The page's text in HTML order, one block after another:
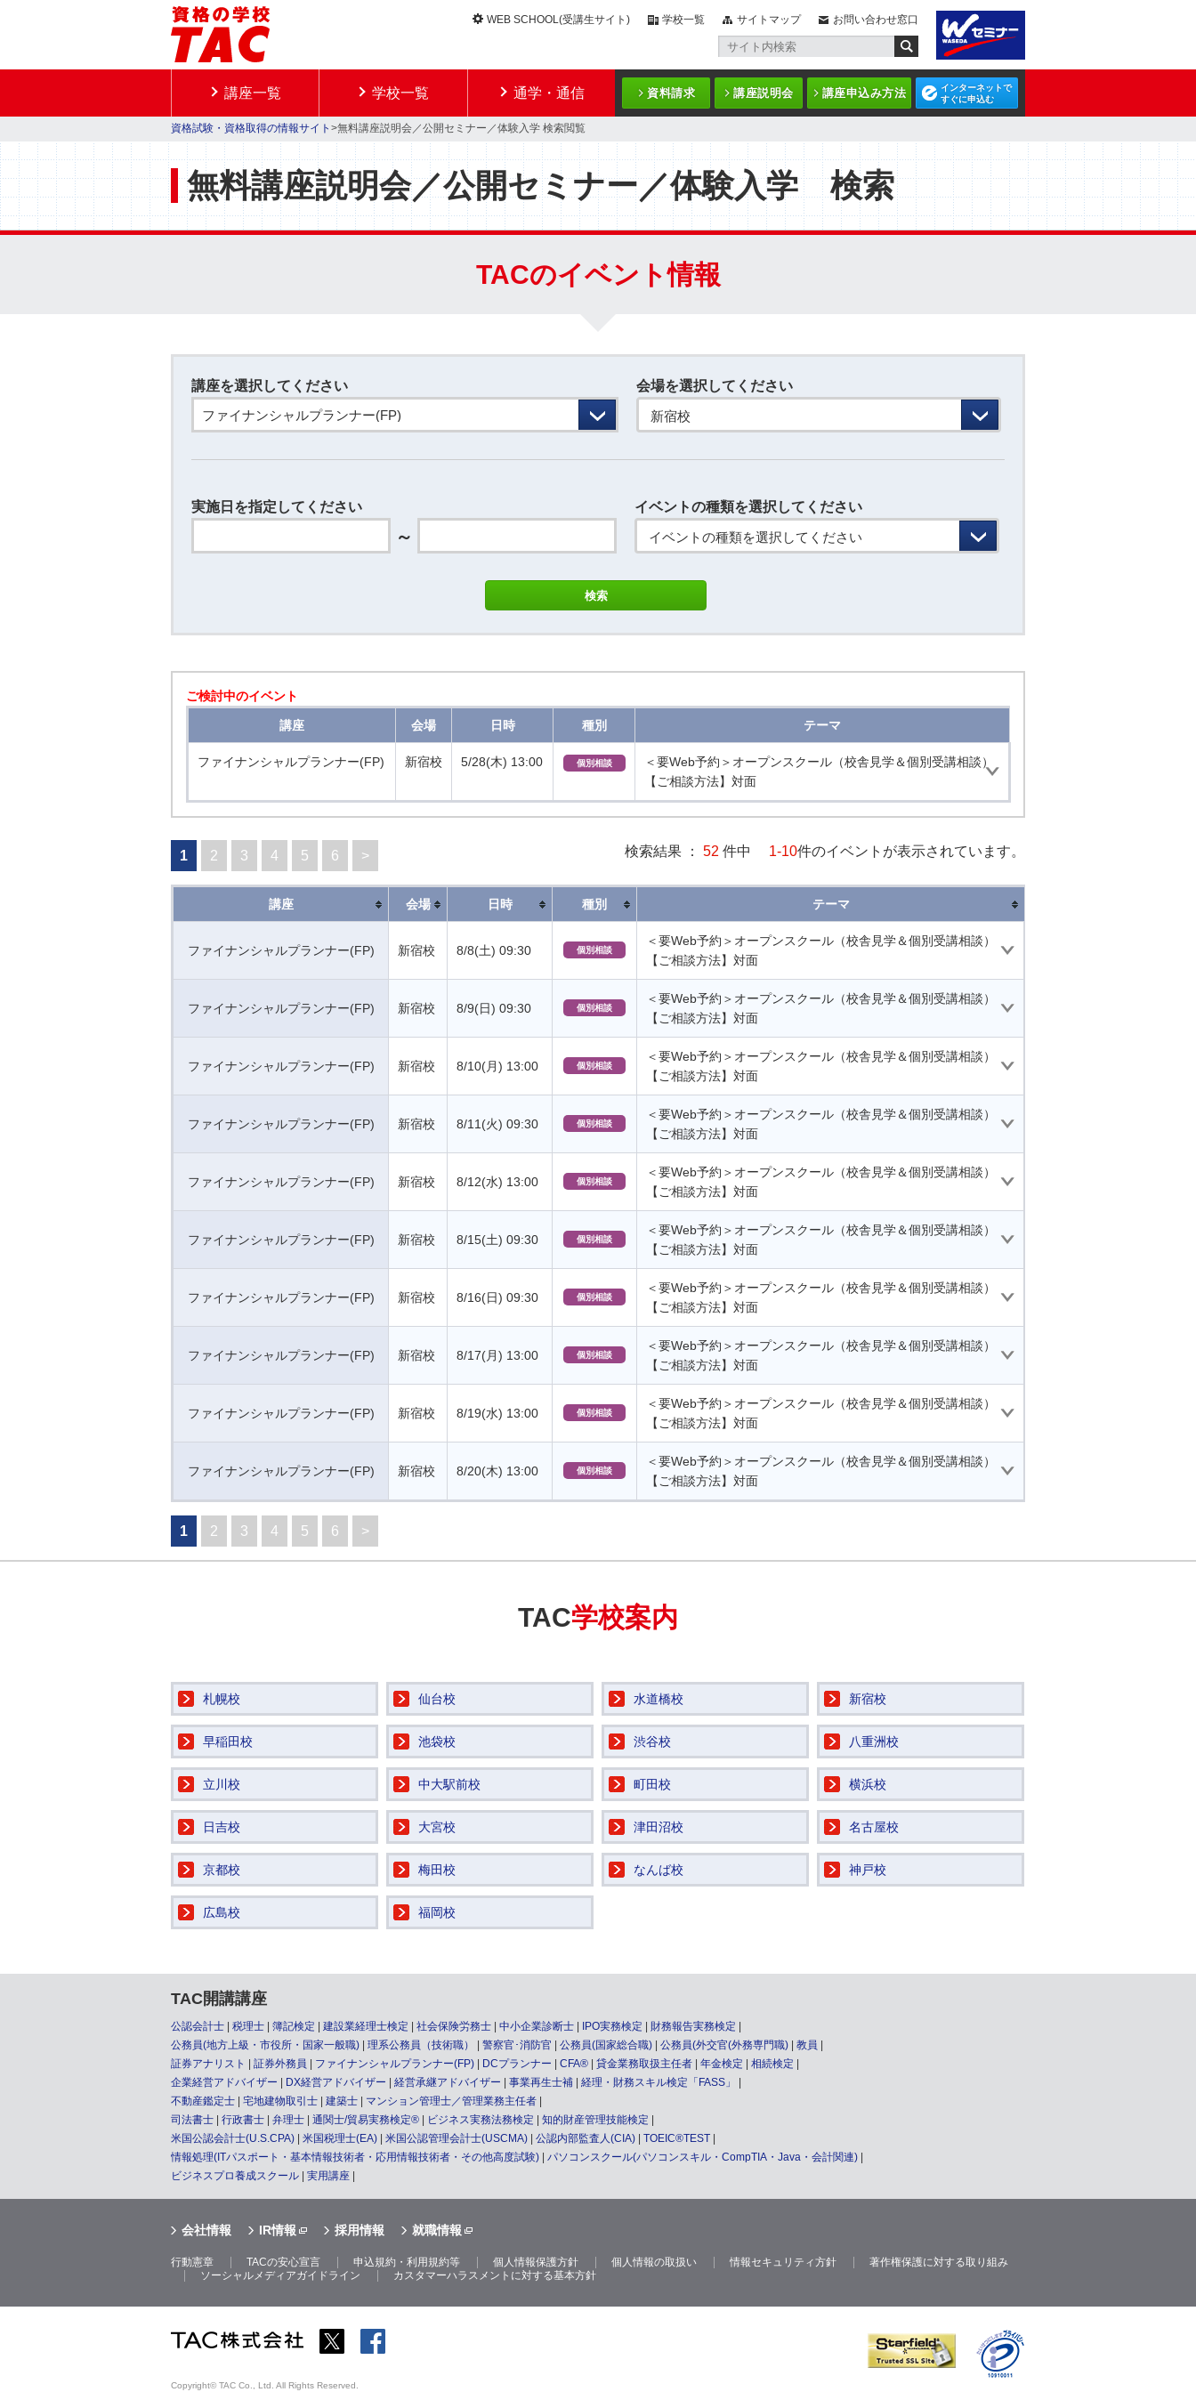
WEB SCHOOL(受講生サイト) 学校一覧 サイトマップ お問い合わせ窓口
講座一覧 学校一覧 通学・通信 資料請求 講座説明会 講座申込み方法
インターネットで
すぐに申込む
資格試験・資格取得の情報サイト >無料講座説明会／公開セミナー／体験入学 検索閲覧
無料講座説明会／公開セミナー／体験入学 検索
TACのイベント情報
講座を選択してください
会場を選択してください
新宿校
実施日を指定してください
～
イベントの種類を選択してください
イベントの種類を選択してください
ご検討中のイベント
講座 会場 日時 種別 テーマ
ファイナンシャルプランナー(FP) 新宿校 5/28(木) 13:00 個別相談
＜要Web予約＞オープンスクール（校舎見学＆個別受講相談）
【ご相談方法】対面
1 2 3 4 5 6 > 検索結果 ： 52 件中 1-10件のイベントが表示されています。
講座 会場 日時 種別 テーマ
ファイナンシャルプランナー(FP) 新宿校 8/8(土) 09:30 個別相談
＜要Web予約＞オープンスクール（校舎見学＆個別受講相談）
【ご相談方法】対面
ファイナンシャルプランナー(FP) 新宿校 8/9(日) 09:30 個別相談
＜要Web予約＞オープンスクール（校舎見学＆個別受講相談）
【ご相談方法】対面
ファイナンシャルプランナー(FP) 新宿校 8/10(月) 13:00 個別相談
＜要Web予約＞オープンスクール（校舎見学＆個別受講相談）
【ご相談方法】対面
ファイナンシャルプランナー(FP) 新宿校 8/11(火) 09:30 個別相談
＜要Web予約＞オープンスクール（校舎見学＆個別受講相談）
【ご相談方法】対面
ファイナンシャルプランナー(FP) 新宿校 8/12(水) 13:00 個別相談
＜要Web予約＞オープンスクール（校舎見学＆個別受講相談）
【ご相談方法】対面
ファイナンシャルプランナー(FP) 新宿校 8/15(土) 09:30 個別相談
＜要Web予約＞オープンスクール（校舎見学＆個別受講相談）
【ご相談方法】対面
ファイナンシャルプランナー(FP) 新宿校 8/16(日) 09:30 個別相談
＜要Web予約＞オープンスクール（校舎見学＆個別受講相談）
【ご相談方法】対面
ファイナンシャルプランナー(FP) 新宿校 8/17(月) 13:00 個別相談
＜要Web予約＞オープンスクール（校舎見学＆個別受講相談）
【ご相談方法】対面
ファイナンシャルプランナー(FP) 新宿校 8/19(水) 13:00 個別相談
＜要Web予約＞オープンスクール（校舎見学＆個別受講相談）
【ご相談方法】対面
ファイナンシャルプランナー(FP) 新宿校 8/20(木) 13:00 個別相談
＜要Web予約＞オープンスクール（校舎見学＆個別受講相談）
【ご相談方法】対面
1 2 3 4 5 6 >
TAC学校案内
札幌校 仙台校 水道橋校 新宿校
早稲田校 池袋校 渋谷校 八重洲校
立川校 中大駅前校 町田校 横浜校
日吉校 大宮校 津田沼校 名古屋校
京都校 梅田校 なんば校 神戸校
広島校 福岡校
TAC開講講座
公認会計士 税理士 簿記検定 建設業経理士検定 社会保険労務士 中小企業診断士 IPO実務検定
財務報告実務検定
公務員(地方上級・市役所・国家一般職)
理系公務員（技術職） 警察官･消防官 公務員(国家総合職) 公務員(外交官(外務専門職)
教員
証券アナリスト
証券外務員 ファイナンシャルプランナー(FP) DCプランナー CFA® 貸金業務取扱主任者 年金検定
相続検定
企業経営アドバイザー
DX経営アドバイザー 経営承継アドバイザー 事業再生士補
経理・財務スキル検定「FASS」
不動産鑑定士
宅地建物取引士 建築士
マンション管理士／管理業務主任者
司法書士
行政書士 弁理士 通関士/貿易実務検定® ビジネス実務法務検定
知的財産管理技能検定
米国公認会計士(U.S.CPA)
米国税理士(EA) 米国公認管理会計士(USCMA) 公認内部監査人(CIA)
TOEIC®TEST
情報処理(ITパスポート・基本情報技術者・応用情報技術者・その他高度試験)
パソコンスクール(パソコンスキル・CompTIA・Java・会計関連)
ビジネスプロ養成スクール
実用講座
会社情報 IR情報 採用情報 就職情報
行動憲章 TACの安心宣言 申込規約・利用規約等 個人情報保護方針 個人情報の取扱い 情報セキュリティ方針
著作権保護に対する取り組み
ソーシャルメディアガイドライン
カスタマーハラスメントに対する基本方針
Copyright© TAC Co., Ltd. All Rights Reserved.